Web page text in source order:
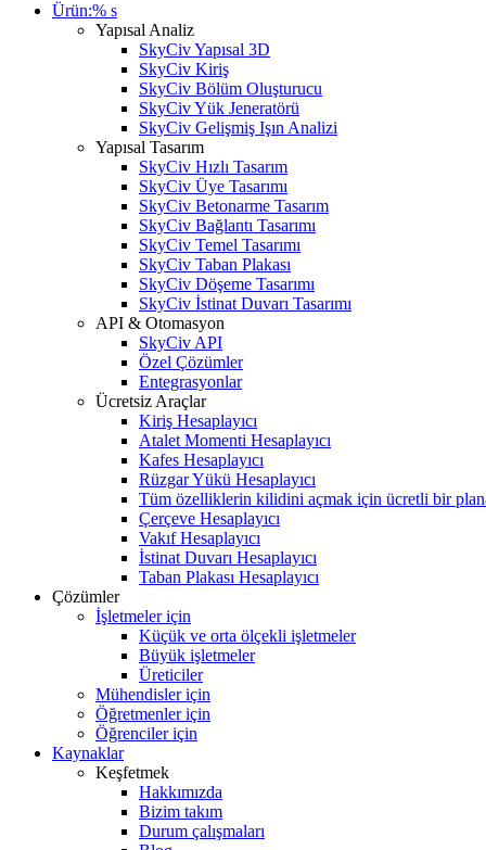
Ürün:% s
Yapısal Analiz
SkyCiv Yapısal 3D
SkyCiv Kiriş
SkyCiv Bölüm Oluşturucu
SkyCiv Yük Jeneratörü
SkyCiv Gelişmiş Işın Analizi
Yapısal Tasarım
SkyCiv Hızlı Tasarım
SkyCiv Üye Tasarımı
SkyCiv Betonarme Tasarım
SkyCiv Bağlantı Tasarımı
SkyCiv Temel Tasarımı
SkyCiv Taban Plakası
SkyCiv Döşeme Tasarımı
SkyCiv İstinat Duvarı Tasarımı
API & Otomasyon
SkyCiv API
Özel Çözümler
Entegrasyonlar
Ücretsiz Araçlar
Kiriş Hesaplayıcı
Atalet Momenti Hesaplayıcı
Kafes Hesaplayıcı
Rüzgar Yükü Hesaplayıcı
Tüm özelliklerin kilidini açmak için ücretli bir
Çerçeve Hesaplayıcı
Vakıf Hesaplayıcı
İstinat Duvarı Hesaplayıcı
Taban Plakası Hesaplayıcı
Çözümler
İşletmeler için
Küçük ve orta ölçekli işletmeler
Büyük işletmeler
Üreticiler
Mühendisler için
Öğretmenler için
Öğrenciler için
Kaynaklar
Keşfetmek
Hakkımızda
Bizim takım
Durum çalışmaları